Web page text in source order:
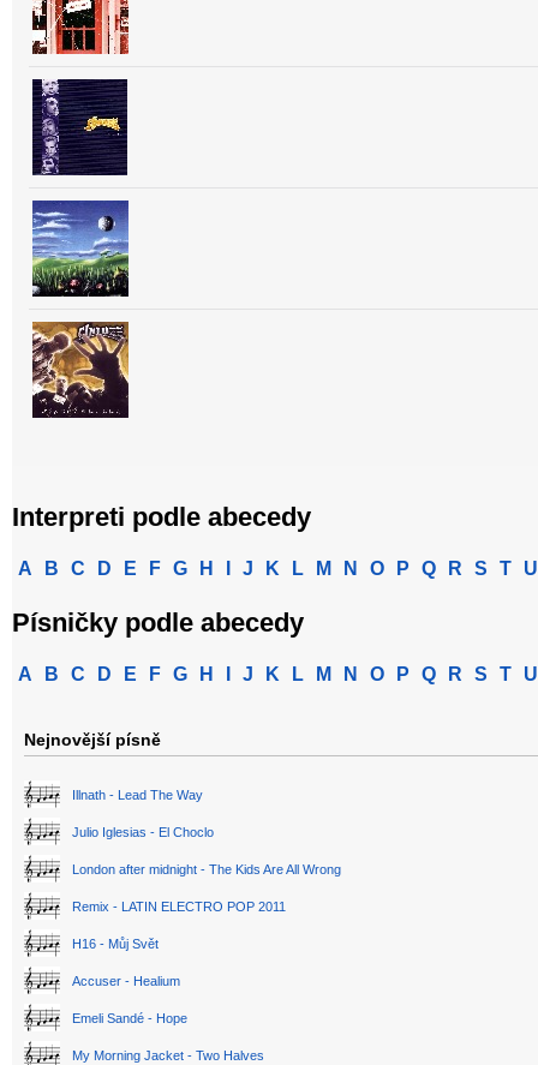
Interpreti podle abecedy
A B C D E F G H J K L M N O P Q R S T U
Písničky podle abecedy
A B C D E F G H J K L M N O P Q R S T U
Nejnovější písně
Illnath - Lead The Way
Julio Iglesias - El Choclo
London after midnight - The Kids Are All Wrong
Remix - LATIN ELECTRO POP 2011
H16 - Můj Svět
Accuser - Healium
Emeli Sandé - Hope
My Morning Jacket - Two Halves